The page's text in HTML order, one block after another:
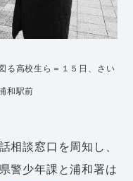
る高校生ら＝１５日、さい
和駅前
談窓口を周知し、
警少年課と浦和署は